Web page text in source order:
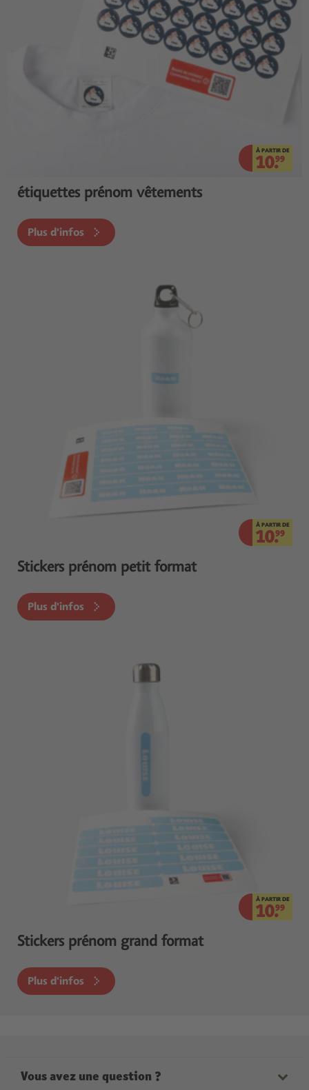
À PARTIR DE
10.99
étiquettes prénom vêtements
Plus d'infos
À PARTIR DE
10.99
Stickers prénom petit format
Plus d'infos
À PARTIR DE
10.99
Stickers prénom grand format
Plus d'infos
Vous avez une question ?